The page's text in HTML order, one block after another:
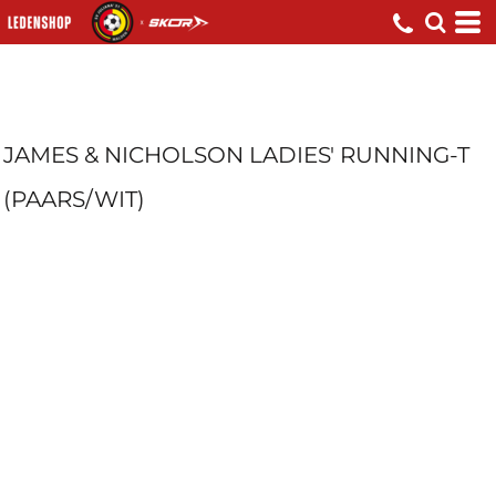
JAMES & NICHOLSON LADIES' RUNNING-T
(PAARS/WIT)